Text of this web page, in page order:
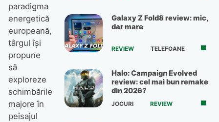
paradigma
energetică
europeană,
târgul își
propune
să
exploreze
schimbările
majore în
peisajul
Galaxy Z Fold8 review: mic,
dar mare
REVIEW TELEFOANE
Halo: Campaign Evolved
review: cel mai bun remake
din 2026?
JOCURI REVIEW